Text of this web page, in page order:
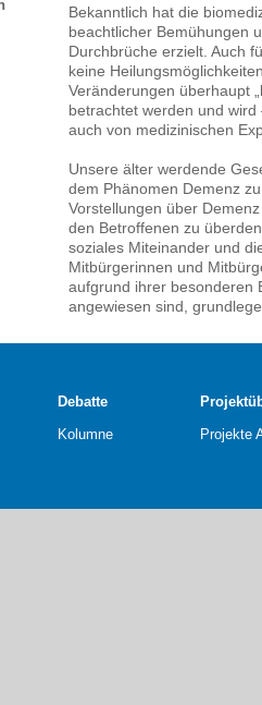
Bekanntlich hat die
beachtlicher Bemühungen
Durchbrüche erzielt. Auch
keine
Veränderungen überhaupt
betrachtet werden und
auch von medizinischen
Unsere älter werdende
dem Phänomen Demenz
Vorstellungen über
den Betroffenen zu
soziales Miteinander und
Mitbürgerinnen und
aufgrund ihrer besonderen
angewiesen sind,
Debatte
Kolumne
Projekte